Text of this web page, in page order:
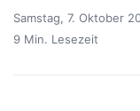
Samstag, 7. Oktober
9 Min. Lesezeit